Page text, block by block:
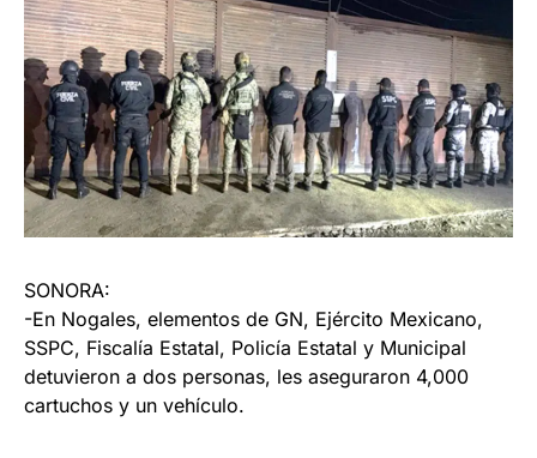
SONORA:
-En Nogales, elementos de GN, Ejército Mexicano,
SSPC, Fiscalía Estatal, Policía Estatal y Municipal
detuvieron a dos personas, les aseguraron 4,000
cartuchos y un vehículo.